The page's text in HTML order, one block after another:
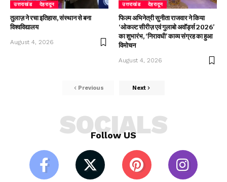
उत्तराखंड देहरादून
तुलाज़ ने रचा इतिहास, संस्थान से बना
विश्वविद्यालय
August 4, 2026
उत्तराखंड देहरादून
फिल्म अभिनेत्री सुनीता राजवार ने किया
‘ओकल्ट सीरीज़ एवं गुलाबो अवॉर्ड्स 2026’
का शुभारंभ, ‘निरावधी’ काव्य संग्रह का हुआ
विमोचन
August 4, 2026
Previous Next
Follow US
SOCIALS